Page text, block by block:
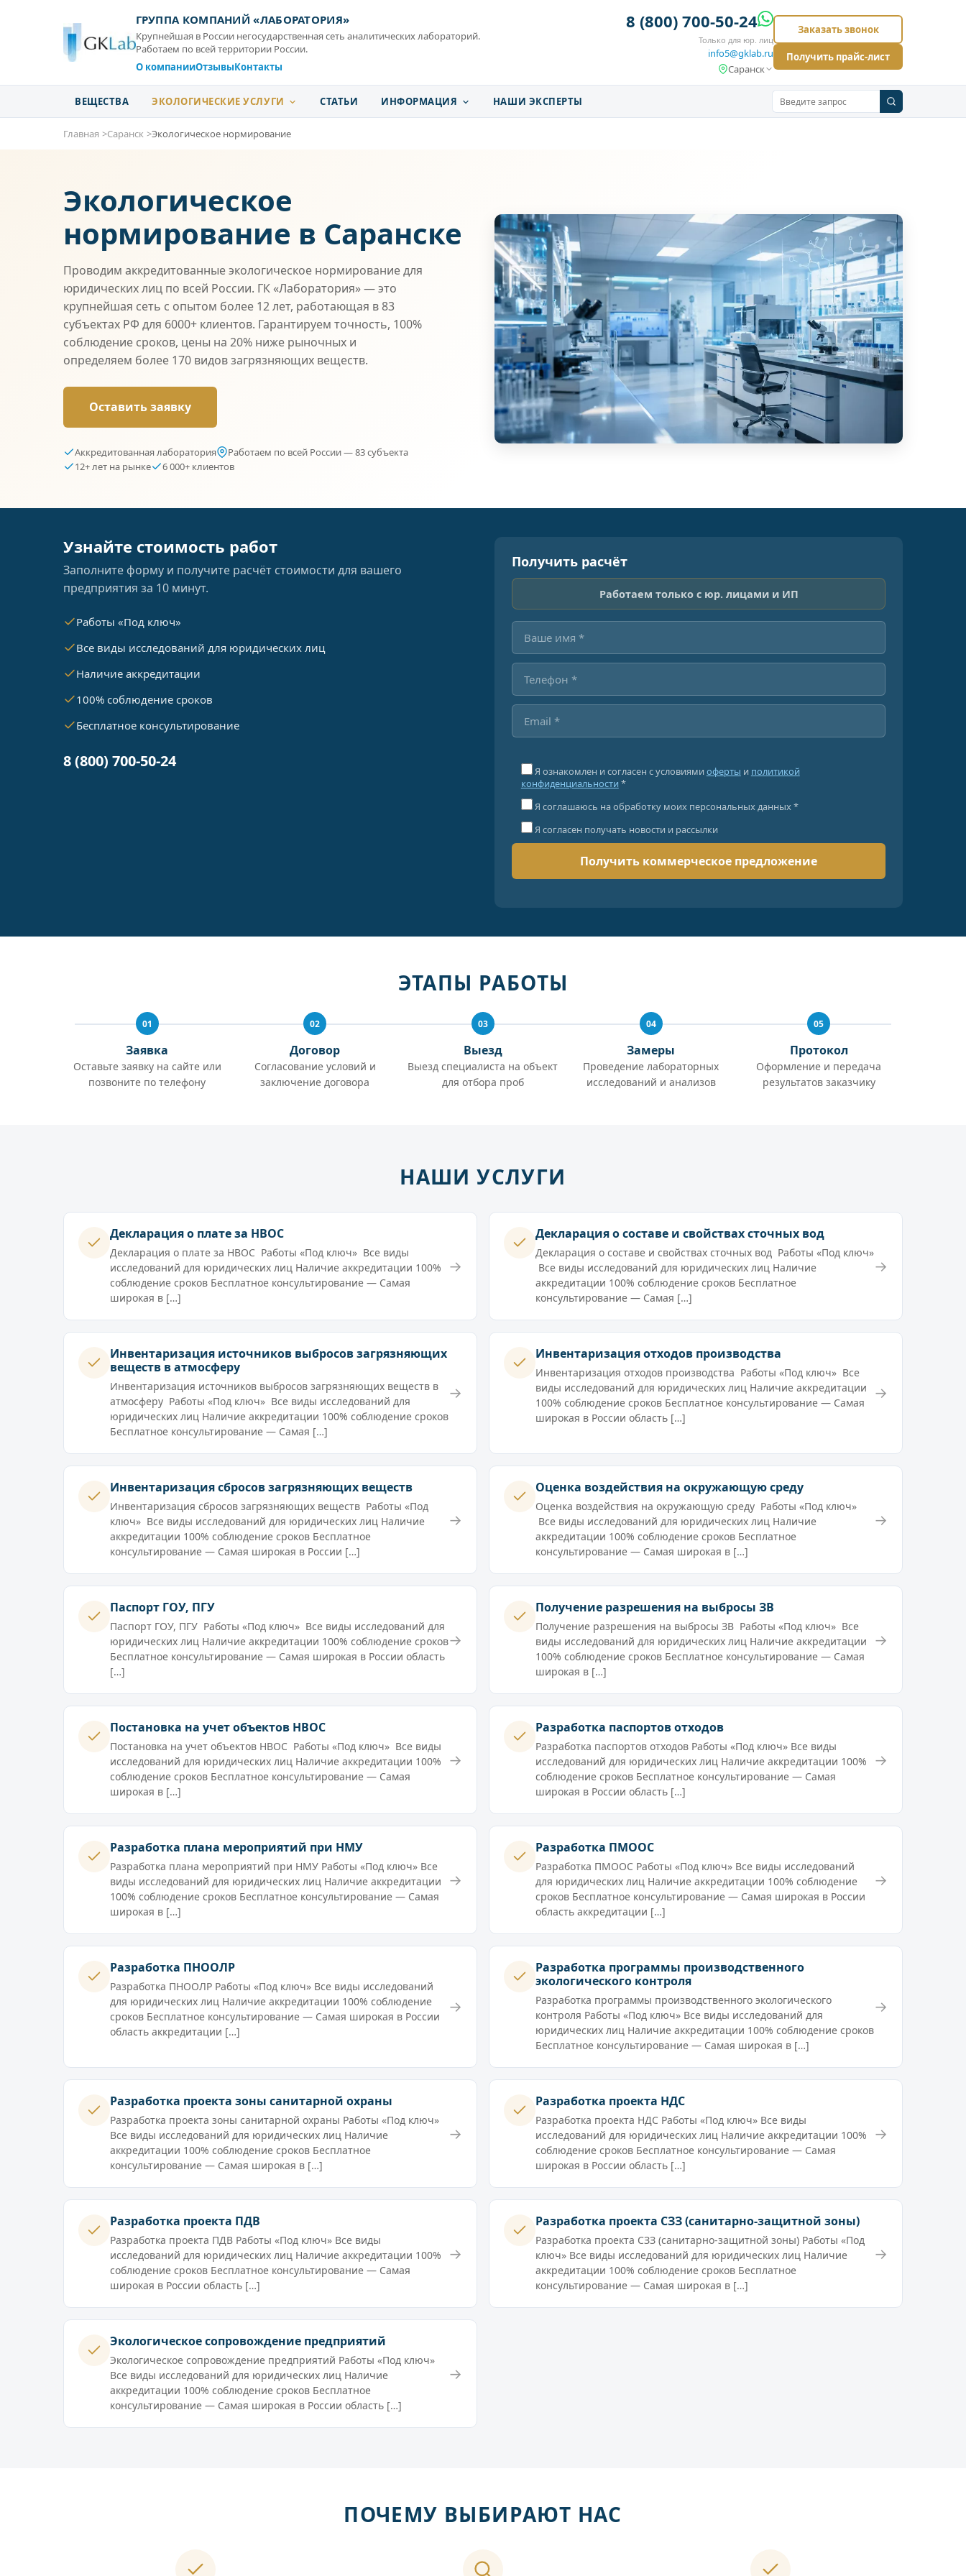
ГРУППА КОМПАНИЙ «ЛАБОРАТОРИЯ»
Крупнейшая в России негосударственная сеть аналитических лабораторий.
Работаем по всей территории России.
О компанииОтзывыКонтакты
8 (800) 700-50-24
Только для юр. лиц
info5@gklab.ru
Саранск
Заказать звонок
Получить прайс-лист
ВЕЩЕСТВА ЭКОЛОГИЧЕСКИЕ УСЛУГИ СТАТЬИ ИНФОРМАЦИЯ НАШИ ЭКСПЕРТЫ
Главная Саранск Экологическое нормирование
Экологическое
нормирование в Саранске
Проводим аккредитованные экологическое нормирование для
юридических лиц по всей России. ГК «Лаборатория» — это
крупнейшая сеть с опытом более 12 лет, работающая в 83
субъектах РФ для 6000+ клиентов. Гарантируем точность, 100%
соблюдение сроков, цены на 20% ниже рыночных и
определяем более 170 видов загрязняющих веществ.
Оставить заявку
Аккредитованная лаборатория
Работаем по всей России — 83 субъекта
12+ лет на рынке
6 000+ клиентов
Узнайте стоимость работ
Заполните форму и получите расчёт стоимости для вашего
предприятия за 10 минут.
Работы «Под ключ»
Все виды исследований для юридических лиц
Наличие аккредитации
100% соблюдение сроков
Бесплатное консультирование
8 (800) 700-50-24
Получить расчёт
Работаем только с юр. лицами и ИП
Я ознакомлен и согласен с условиями оферты и политикой
конфиденциальности *
Я соглашаюсь на обработку моих персональных данных *
Я согласен получать новости и рассылки
ЭТАПЫ РАБОТЫ
01
Заявка
Оставьте заявку на сайте или
позвоните по телефону
02
Договор
Согласование условий и
заключение договора
03
Выезд
Выезд специалиста на объект
для отбора проб
04
Замеры
Проведение лабораторных
исследований и анализов
05
Протокол
Оформление и передача
результатов заказчику
НАШИ УСЛУГИ
Декларация о плате за НВОС
Декларация о плате за НВОС Работы «Под ключ» Все виды
исследований для юридических лиц Наличие аккредитации 100%
соблюдение сроков Бесплатное консультирование — Самая
широкая в […]
→
Декларация о составе и свойствах сточных вод
Декларация о составе и свойствах сточных вод Работы «Под ключ»
Все виды исследований для юридических лиц Наличие
аккредитации 100% соблюдение сроков Бесплатное
консультирование — Самая […]
→
Инвентаризация источников выбросов загрязняющих
веществ в атмосферу
Инвентаризация источников выбросов загрязняющих веществ в
атмосферу Работы «Под ключ» Все виды исследований для
юридических лиц Наличие аккредитации 100% соблюдение сроков
Бесплатное консультирование — Самая […]
→
Инвентаризация отходов производства
Инвентаризация отходов производства Работы «Под ключ» Все
виды исследований для юридических лиц Наличие аккредитации
100% соблюдение сроков Бесплатное консультирование — Самая
широкая в России область […]
→
Инвентаризация сбросов загрязняющих веществ
Инвентаризация сбросов загрязняющих веществ Работы «Под
ключ» Все виды исследований для юридических лиц Наличие
аккредитации 100% соблюдение сроков Бесплатное
консультирование — Самая широкая в России […]
→
Оценка воздействия на окружающую среду
Оценка воздействия на окружающую среду Работы «Под ключ»
Все виды исследований для юридических лиц Наличие
аккредитации 100% соблюдение сроков Бесплатное
консультирование — Самая широкая в […]
→
Паспорт ГОУ, ПГУ
Паспорт ГОУ, ПГУ Работы «Под ключ» Все виды исследований для
юридических лиц Наличие аккредитации 100% соблюдение сроков
Бесплатное консультирование — Самая широкая в России область
[…]
→
Получение разрешения на выбросы ЗВ
Получение разрешения на выбросы ЗВ Работы «Под ключ» Все
виды исследований для юридических лиц Наличие аккредитации
100% соблюдение сроков Бесплатное консультирование — Самая
широкая в […]
→
Постановка на учет объектов НВОС
Постановка на учет объектов НВОС Работы «Под ключ» Все виды
исследований для юридических лиц Наличие аккредитации 100%
соблюдение сроков Бесплатное консультирование — Самая
широкая в […]
→
Разработка паспортов отходов
Разработка паспортов отходов Работы «Под ключ» Все виды
исследований для юридических лиц Наличие аккредитации 100%
соблюдение сроков Бесплатное консультирование — Самая
широкая в России область […]
→
Разработка плана мероприятий при НМУ
Разработка плана мероприятий при НМУ Работы «Под ключ» Все
виды исследований для юридических лиц Наличие аккредитации
100% соблюдение сроков Бесплатное консультирование — Самая
широкая в […]
→
Разработка ПМООС
Разработка ПМООС Работы «Под ключ» Все виды исследований
для юридических лиц Наличие аккредитации 100% соблюдение
сроков Бесплатное консультирование — Самая широкая в России
область аккредитации […]
→
Разработка ПНООЛР
Разработка ПНООЛР Работы «Под ключ» Все виды исследований
для юридических лиц Наличие аккредитации 100% соблюдение
сроков Бесплатное консультирование — Самая широкая в России
область аккредитации […]
→
Разработка программы производственного
экологического контроля
Разработка программы производственного экологического
контроля Работы «Под ключ» Все виды исследований для
юридических лиц Наличие аккредитации 100% соблюдение сроков
Бесплатное консультирование — Самая широкая в […]
→
Разработка проекта зоны санитарной охраны
Разработка проекта зоны санитарной охраны Работы «Под ключ»
Все виды исследований для юридических лиц Наличие
аккредитации 100% соблюдение сроков Бесплатное
консультирование — Самая широкая в […]
→
Разработка проекта НДС
Разработка проекта НДС Работы «Под ключ» Все виды
исследований для юридических лиц Наличие аккредитации 100%
соблюдение сроков Бесплатное консультирование — Самая
широкая в России область […]
→
Разработка проекта ПДВ
Разработка проекта ПДВ Работы «Под ключ» Все виды
исследований для юридических лиц Наличие аккредитации 100%
соблюдение сроков Бесплатное консультирование — Самая
широкая в России область […]
→
Разработка проекта СЗЗ (санитарно-защитной зоны)
Разработка проекта СЗЗ (санитарно-защитной зоны) Работы «Под
ключ» Все виды исследований для юридических лиц Наличие
аккредитации 100% соблюдение сроков Бесплатное
консультирование — Самая широкая в […]
→
Экологическое сопровождение предприятий
Экологическое сопровождение предприятий Работы «Под ключ»
Все виды исследований для юридических лиц Наличие
аккредитации 100% соблюдение сроков Бесплатное
консультирование — Самая широкая в России область […]
→
ПОЧЕМУ ВЫБИРАЮТ НАС